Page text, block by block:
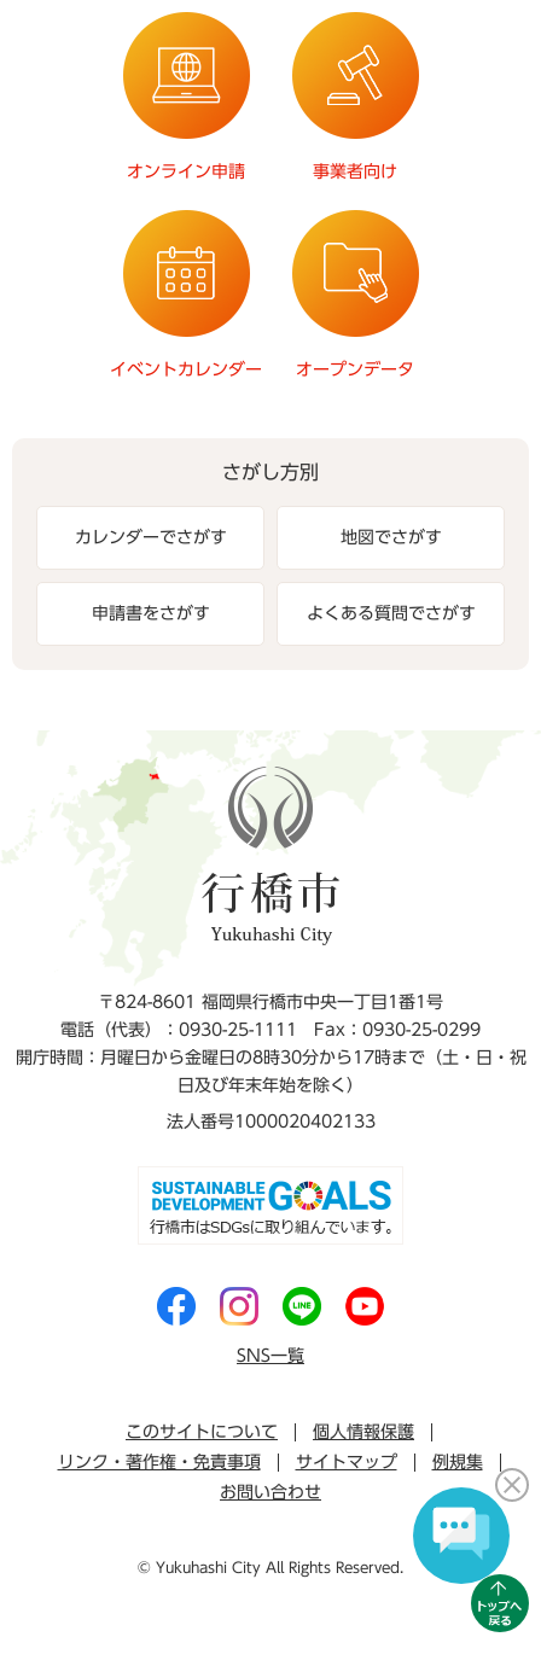
オンライン申請 事業者向け
イベントカレンダー オープンデータ
さがし方別
カレンダーでさがす 地図でさがす
申請書をさがす よくある質問でさがす
〒824-8601 福岡県行橋市中央一丁目1番1号
電話（代表）：0930-25-1111
Fax：0930-25-0299
開庁時間：月曜日から金曜日の8時30分から17時まで（土・日・祝
日及び年末年始を除く）
法人番号1000020402133
SNS一覧
このサイトについて
個人情報保護
リンク・著作権・免責事項
サイトマップ
例規集
お問い合わせ
© Yukuhashi City All Rights Reserved.